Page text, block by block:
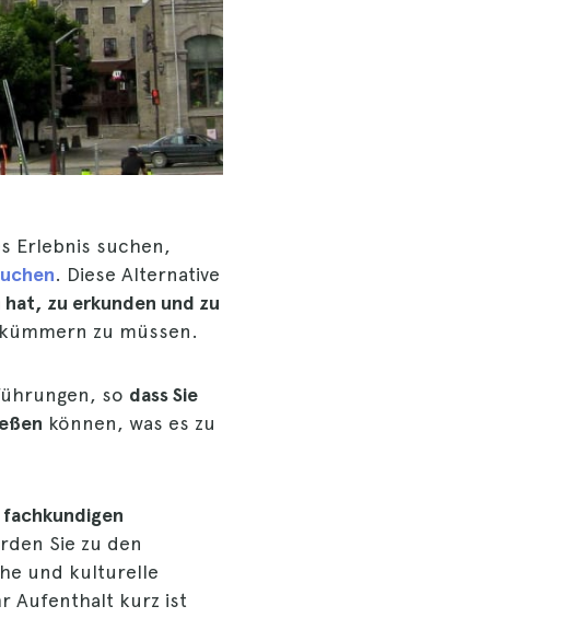
Erlebnis suchen,
. Diese Alternative
zu erkunden und zu
zu müssen.
so dass Sie
können, was es zu
fachkundigen
Sie zu den
und kulturelle
Aufenthalt kurz ist